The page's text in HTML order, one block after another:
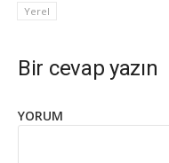
Yerel
Bir cevap yazın
YORUM